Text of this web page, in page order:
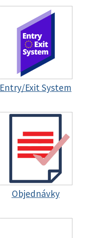
Entry/Exit System
Objednávky